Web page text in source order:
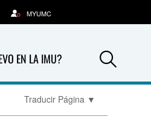
EN LA IMU?
MYUMC
Traducir Página ▼